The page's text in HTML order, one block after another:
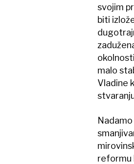
svojim
biti
malo
Vladine
reformu